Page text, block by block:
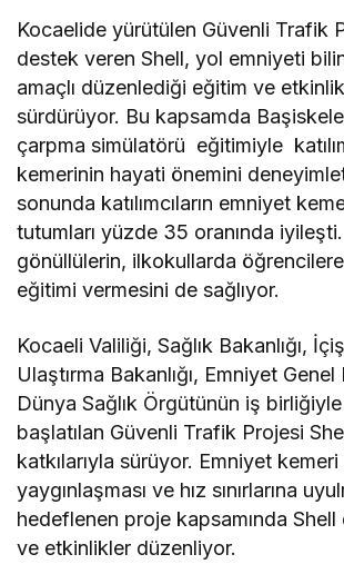
Kocaelide yürütülen Güvenli Trafik
destek veren Shell, yol emniyeti
amaçlı düzenlediği eğitim ve
sürdürüyor. Bu kapsamda
çarpma simülatörü eğitimiyle
kemerinin hayati önemini
sonunda katılımcıların emniyet
tutumları yüzde 35 oranında
gönüllülerin, ilkokullarda
eğitimi vermesini de sağlıyor.
Kocaeli Valiliği, Sağlık Bakanlığı,
Ulaştırma Bakanlığı, Emniyet
Dünya Sağlık Örgütünün iş
başlatılan Güvenli Trafik Projesi
katkılarıyla sürüyor. Emniyet kemeri
yaygınlaşması ve hız sınırlarına
hedeflenen proje kapsamında
ve etkinlikler düzenliyor.